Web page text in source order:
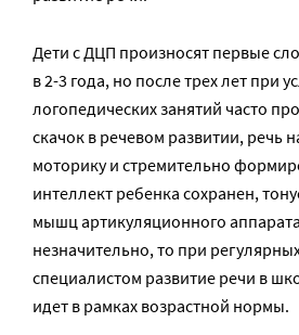
Дети с ДЦП произносят первые
в 2-3 года, но после трех лет при
логопедических занятий часто
скачок в речевом развитии, речь
моторику и стремительно
интеллект ребенка сохранен,
мышц артикуляционного
незначительно, то при
специалистом развитие речи в
идет в рамках возрастной нормы.